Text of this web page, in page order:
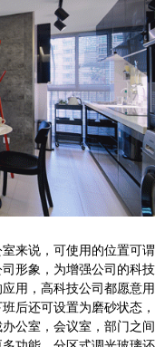
来说，可使用的位置可谓
形象，为增强公司的科技
用，高科技公司都愿意用
后还可设置为磨砂状态，
公室，会议室，部门之间